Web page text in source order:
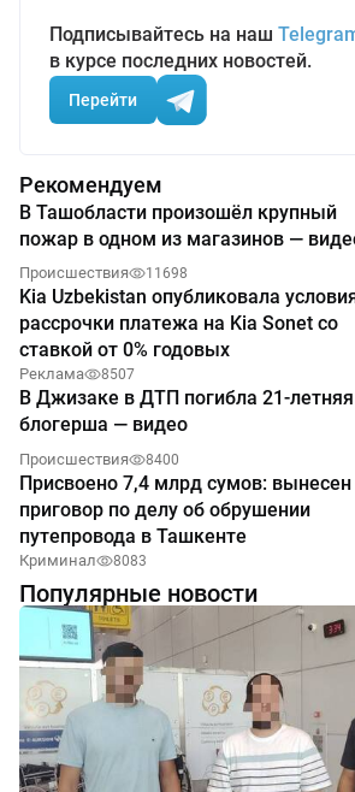
Подписывайтесь на наш
в курсе последних новостей.
Перейти
Рекомендуем
В Ташобласти произошёл крупный
пожар в одном из магазинов —
Происшествия 11698
Kia Uzbekistan опубликовала
рассрочки платежа на Kia Sonet со
ставкой от 0% годовых
Реклама 8507
В Джизаке в ДТП погибла 21-летняя
блогерша — видео
Происшествия 8400
Присвоено 7,4 млрд сумов: вынесен
приговор по делу об обрушении
путепровода в Ташкенте
Криминал 8083
Популярные новости